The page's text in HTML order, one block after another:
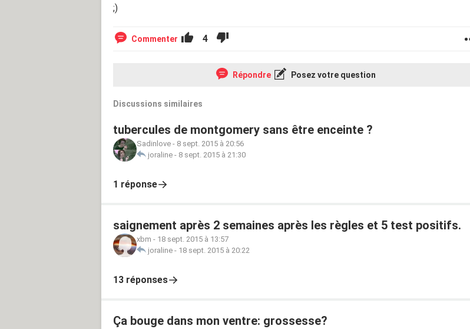
;)
Commenter 4
Répondre Posez votre question
Discussions similaires
tubercules de montgomery sans être enceinte ?
Sadinlove - 8 sept. 2015 à 20:56
joraline - 8 sept. 2015 à 21:30
1 réponse
saignement après 2 semaines après les règles et 5 test positifs.
xbm - 18 sept. 2015 à 13:57
joraline - 18 sept. 2015 à 20:22
13 réponses
Ça bouge dans mon ventre: grossesse?